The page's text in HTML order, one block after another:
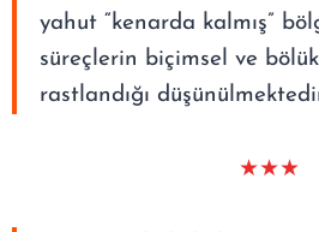
yahut “kenarda kalmış”
süreçlerin biçimsel ve
rastlandığı
★★★